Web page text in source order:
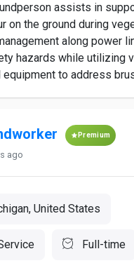
assists in
on the ground during
along power
hazards while utilizing
to address
Premium
ago
United States
Full-time